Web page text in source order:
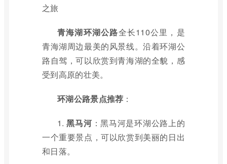
之旅
青海湖环湖公路全长110公里，是
青海湖周边最美的风景线。沿着环湖公
路自驾，可以欣赏到青海湖的全貌，感
受到高原的壮美。
环湖公路景点推荐 ：
1.黑马河：黑马河是环湖公路上的
一个重要景点，可以欣赏到美丽的日出
和日落。